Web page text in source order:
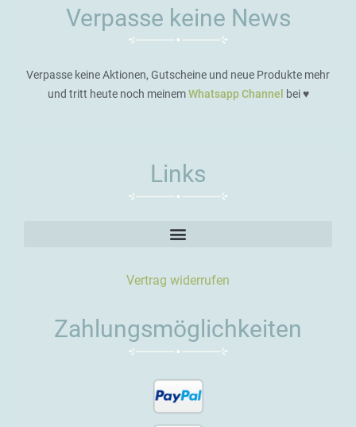
Verpasse keine News
Verpasse keine Aktionen, Gutscheine und neue Produkte mehr
und tritt heute noch meinemWhatsapp Channel bei ♥️
Links
Vertrag widerrufen
Zahlungsmöglichkeiten